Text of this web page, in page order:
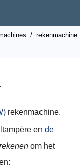
/ rekenmachine
rekenmachine.
en de
om het